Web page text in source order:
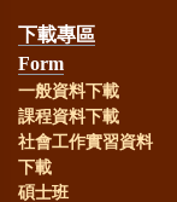
下載專區
Form
一般資料下載
課程資料下載
社會工作實習資料
下載
碩士班